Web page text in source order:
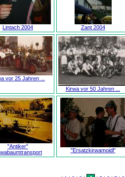
Lintach 2004 Zant 2004
vor 25 Jahren ...
Kirwa vor 50 Jahren ...
"Antiker"
"Ersatzkirwamoidl"